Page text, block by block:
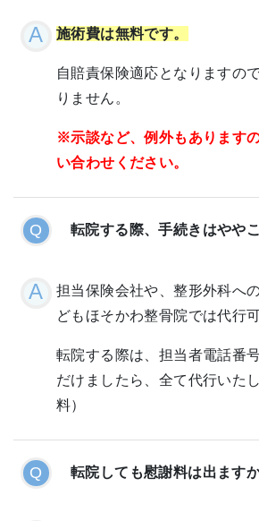
施術費は無料です。
自賠責保険適応となりますの
りません。
※示談など、例外もあります
い合わせください。
転院する際、手続きはやや
担当保険会社や、整形外科へ
どもほそかわ整骨院では代行
転院する際は、担当者電話番
だけましたら、全て代行いた
料）
転院しても慰謝料は出ます